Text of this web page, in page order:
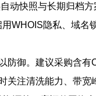
动快照与长期归档方
WHOIS隐私、域
防御。建议采购含
注清洗能力、带宽